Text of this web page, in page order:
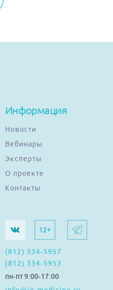
Информация
Новости
Вебинары
Эксперты
О проекте
Контакты
12+
(812) 334-5957
(812) 334-5953
пн-пт 9:00-17:00